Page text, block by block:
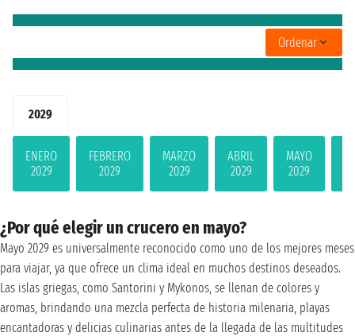
2029
ENERO
2029
FEBRERO
2029
MARZO
2029
ABRIL
2029
MAYO
2029
¿Por qué elegir un crucero en mayo?
Mayo 2029 es universalmente reconocido como uno de los mejores meses
para viajar, ya que ofrece un clima ideal en muchos destinos deseados.
Las islas griegas, como Santorini y Mykonos, se llenan de colores y
aromas, brindando una mezcla perfecta de historia milenaria, playas
encantadoras y delicias culinarias antes de la llegada de las multitudes
Ordenar